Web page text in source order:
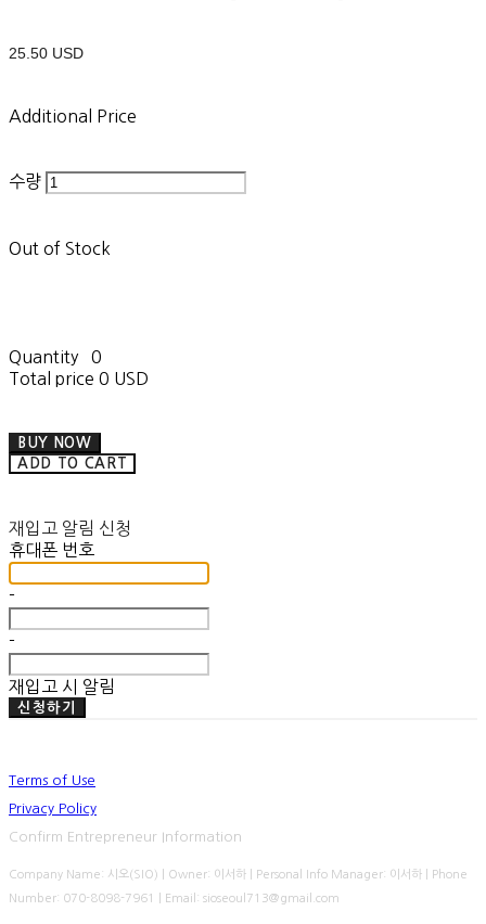
25.50 USD
Additional Price
수량
Out of Stock
Quantity
0
Total price 0 USD
BUY NOW
ADD TO CART
재입고 알림 신청
휴대폰 번호
-
-
재입고 시 알림
신청하기
Terms of Use
Privacy Policy
Confirm Entrepreneur Information
Company Name: 시오(SIO) | Owner: 이서하 | Personal Info Manager: 이서하 | Phone
Number: 070-8098-7961 | Email: sioseoul713@gmail.com